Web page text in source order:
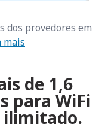
dos provedores em
mais
de 1,6
para WiFi